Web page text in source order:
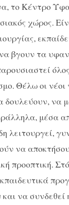
το Κέντρο
χώρος.
βγουν τα
Θέλω οι
δουλεύουν, να
μέσα
λειτουργεί,
να
προοπτική.
να